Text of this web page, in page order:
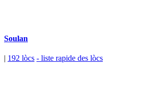
Soulan
| 192 lòcs - liste rapide des lòcs